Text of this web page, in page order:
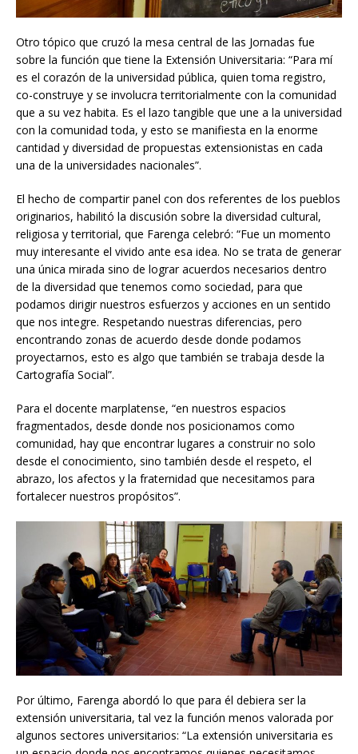
Otro tópico que cruzó la mesa central de las Jornadas fue
sobre la función que tiene la Extensión Universitaria: “Para mí
es el corazón de la universidad pública, quien toma registro,
co-construye y se involucra territorialmente con la comunidad
que a su vez habita. Es el lazo tangible que une a la universidad
con la comunidad toda, y esto se manifiesta en la enorme
cantidad y diversidad de propuestas extensionistas en cada
una de la universidades nacionales”.
El hecho de compartir panel con dos referentes de los pueblos
originarios, habilitó la discusión sobre la diversidad cultural,
religiosa y territorial, que Farenga celebró: “Fue un momento
muy interesante el vivido ante esa idea. No se trata de generar
una única mirada sino de lograr acuerdos necesarios dentro
de la diversidad que tenemos como sociedad, para que
podamos dirigir nuestros esfuerzos y acciones en un sentido
que nos integre. Respetando nuestras diferencias, pero
encontrando zonas de acuerdo desde donde podamos
proyectarnos, esto es algo que también se trabaja desde la
Cartografía Social”.
Para el docente marplatense, “en nuestros espacios
fragmentados, desde donde nos posicionamos como
comunidad, hay que encontrar lugares a construir no solo
desde el conocimiento, sino también desde el respeto, el
abrazo, los afectos y la fraternidad que necesitamos para
fortalecer nuestros propósitos”.
Por último, Farenga abordó lo que para él debiera ser la
extensión universitaria, tal vez la función menos valorada por
algunos sectores universitarios: “La extensión universitaria es